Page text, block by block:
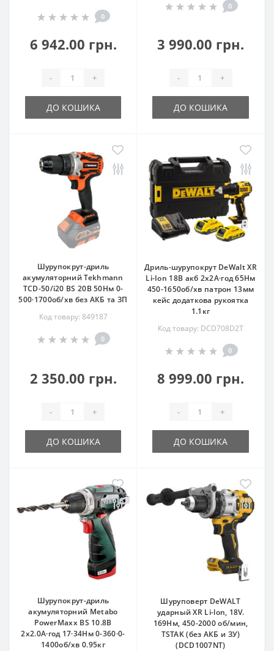
0
6 942.00 грн.
- +
ДО КОШИКА
0
3 990.00 грн.
- +
ДО КОШИКА
Шурупокрут-дриль
акумуляторний Tekhmann
TCD-50/i20 BS 20В 50Нм 0-
500·1700об/хв без АКБ та ЗП
Код товару: 849187
0
2 350.00 грн.
- +
ДО КОШИКА
Дриль-шурупокрут DeWalt XR
Li-Ion 18В акб 2х2А·год 65Нм
450-1650об/хв патрон 13мм
кейс додаткова рукоятка
1.1кг
Код товару: DCD708D2T
0
8 999.00 грн.
- +
ДО КОШИКА
Шурупокрут-дриль
акумуляторний Metabo
PowerMaxx BS 10.8В
2x2.0А·год 17·34Нм 0-360·0-
1400об/хв 0.95кг
Шуруповерт DeWALT
ударный XR Li-lon, 18V.
169Нм, 450-2000 об/мин,
TSTAK (без АКБ и ЗУ)
(DCD1007NT)